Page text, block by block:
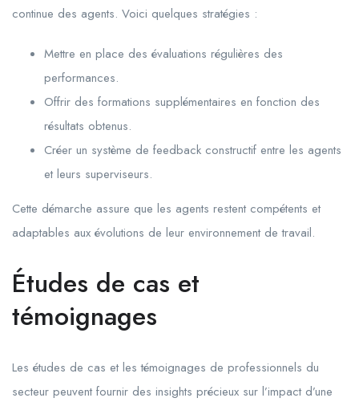
continue des agents. Voici quelques stratégies :
Mettre en place des évaluations régulières des
performances.
Offrir des formations supplémentaires en fonction des
résultats obtenus.
Créer un système de feedback constructif entre les agents
et leurs superviseurs.
Cette démarche assure que les agents restent compétents et
adaptables aux évolutions de leur environnement de travail.
Études de cas et
témoignages
Les études de cas et les témoignages de professionnels du
secteur peuvent fournir des insights précieux sur l’impact d’une